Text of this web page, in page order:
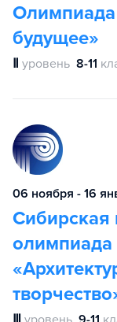
Олимпиада
будущее»
Ⅱ уровень 8-11
06 ноября - 16
Сибирская